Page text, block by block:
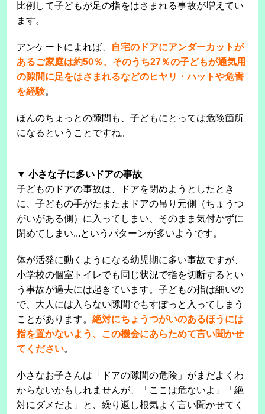
比例して子どもが足の指をはさまれる事故が増えてい
ます。
アンケートによれば、
自宅のドアにアンダーカットが
あるご家庭は約50％、そのうち27％の子どもが通気用
の隙間に足をはさまれるなどのヒヤリ・ハットや危害
を経験。
ほんのちょっとの隙間も、子どもにとっては危険箇所
になるということですね。
▼ 小さな子に多いドアの事故
子どものドアの事故は、ドアを閉めようとしたとき
に、子どもの手がたまたまドアの吊り元側（ちょうつ
がいがある側）に入ってしまい、そのまま気付かずに
閉めてしまい...というパターンが多いようです。
体が活発に動くようになる幼児期に多い事故ですが、
小学校の個室トイレでも同じ状況で指を切断するとい
う事故が過去には起きています。子どもの指は細いの
で、大人には入らない隙間でもすぽっと入ってしまう
ことがあります。絶対にちょうつがいのあるほうには
指を置かないよう、この機会にあらためて言い聞かせ
てください。
小さなお子さんは「ドアの隙間の危険」がまだよくわ
からないかもしれませんが、「ここは危ないよ」「絶
対にダメだよ」と、繰り返し根気よく言い聞かせてく